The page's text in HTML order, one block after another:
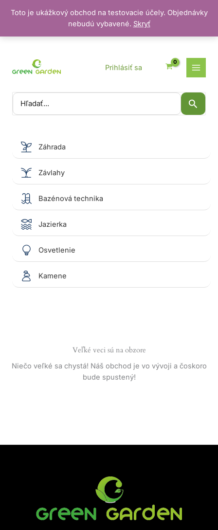
Toto je ukážkový obchod na testovacie účely. Objednávky
nebudú vybavené. Skryť
Vyhľadať:
Prihlásiť sa
Záhrada
Závlahy
Bazénová technika
Jazierka
Osvetlenie
Kamene
Veľké veci sú na obzore
Niečo veľké sa chystá! Náš obchod je vo vývoji a čoskoro
bude spustený!